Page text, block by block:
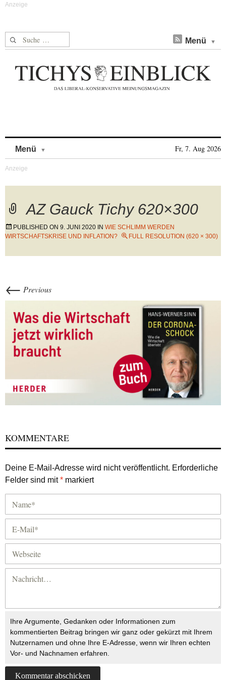
Suche nach: Menü
Menü Fr, 7. Aug 2026
AZ Gauck Tichy 620×300
PUBLISHED ON 9. JUNI 2020 IN WIE SCHLIMM WERDEN
WIRTSCHAFTSKRISE UND INFLATION?
FULL RESOLUTION (620 × 300)
← Previous
KOMMENTARE
Deine E-Mail-Adresse wird nicht veröffentlicht. Erforderliche
Felder sind mit* markiert
Ihre Argumente, Gedanken oder Informationen zum
kommentierten Beitrag bringen wir ganz oder gekürzt mit Ihrem
Nutzernamen und ohne Ihre E-Adresse, wenn wir Ihren echten
Vor- und Nachnamen erfahren.